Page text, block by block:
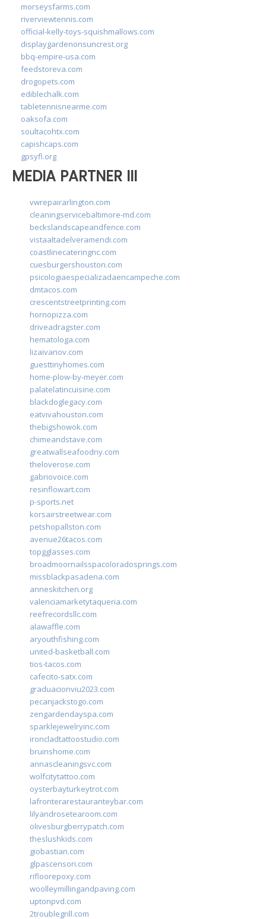
morseysfarms.com
riverviewtennis.com
official-kelly-toys-squishmallows.com
displaygardenonsuncrest.org
bbq-empire-usa.com
feedstoreva.com
drogopets.com
ediblechalk.com
tabletennisnearme.com
oaksofa.com
soultacohtx.com
capishcaps.com
gpsyfl.org
MEDIA PARTNER III
vwrepairarlington.com
cleaningservicebaltimore-md.com
beckslandscapeandfence.com
vistaaltadelveramendi.com
coastlinecateringnc.com
cuesburgershouston.com
psicologiaespecializadaencampeche.com
dmtacos.com
crescentstreetprinting.com
hornopizza.com
driveadragster.com
hematologa.com
lizaivanov.com
guesttinyhomes.com
home-plow-by-meyer.com
palatelatincuisine.com
blackdoglegacy.com
eatvivahouston.com
thebigshowok.com
chimeandstave.com
greatwallseafoodny.com
theloverose.com
gabriovoice.com
resinflowart.com
p-sports.net
korsairstreetwear.com
petshopallston.com
avenue26tacos.com
topgglasses.com
broadmoornailsspacoloradosprings.com
missblackpasadena.com
anneskitchen.org
valenciamarketytaqueria.com
reefrecordsllc.com
alawaffle.com
aryouthfishing.com
united-basketball.com
tios-tacos.com
cafecito-satx.com
graduacionviu2023.com
pecanjackstogo.com
zengardendayspa.com
sparklejewelryinc.com
ironcladtattoostudio.com
bruinshome.com
annascleaningsvc.com
wolfcitytattoo.com
oysterbayturkeytrot.com
lafronterarestauranteybar.com
lilyandrosetearoom.com
olivesburgberrypatch.com
theslushkids.com
giobastian.com
glpascensori.com
rifloorepoxy.com
woolleymillingandpaving.com
uptonpvd.com
2troublegrill.com